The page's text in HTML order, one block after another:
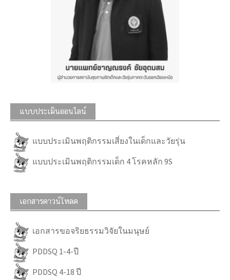
แบบประเมินออนไลน์
แบบประเมินพฤติกรรมเสี่ยงในเด็กและวัยรุ่น
แบบประเมินพฤติกรรมเด็ก 4 โรคหลัก 9S
เอกสารดาวน์โหลด
เอกสารขอจริยธรรมวิจัยในมนุษย์
PDDSQ 1-4-ปี
PDDSQ 4-18 ปี